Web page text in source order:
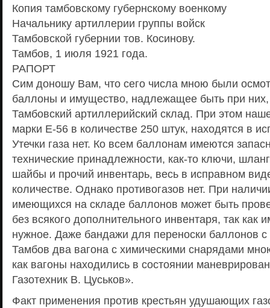
Копия тамбовскому губернскому военкому
Начальнику артиллерии группы войск
Тамбовской губернии тов. Косинову.
Тамбов, 1 июля 1921 года.
РАПОРТ
Сим доношу Вам, что сего числа мною были
баллоны и имущество, надлежащее быть при
Тамбовский артиллерийский склад. При этом
марки Е-56 в количестве 250 штук, находятся в
Утечки газа нет. Ко всем баллонам имеются
технические принадлежности, как-то ключи,
шайбы и прочий инвентарь, весь в исправном
количестве. Однако противогазов нет. При
имеющихся на складе баллонов может быть
без всякого дополнительного инвентаря, так как
нужное. Даже бандажи для переноски баллонов
Тамбов два вагона с химическими снарядами
как вагоны находились в состоянии
Газотехник В. Цуськов».
Факт применения против крестьян удушающих